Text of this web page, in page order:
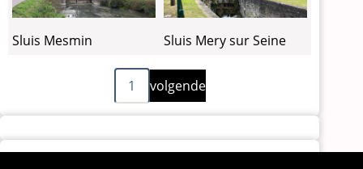
Sluis Mesmin Sluis Mery sur Seine
1
Volgende
pagina
volgende